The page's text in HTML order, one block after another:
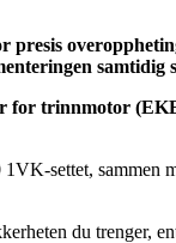
samtidig
trinnmotor
settet,
du trenger,